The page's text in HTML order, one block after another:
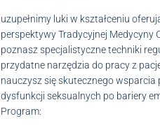
uzupełnimy luki w kształceniu
perspektywy Tradycyjnej Medycyny
poznasz specjalistyczne techniki
przydatne narzędzia do pracy z
nauczysz się skutecznego
dysfunkcji seksualnych po bariery
Program: